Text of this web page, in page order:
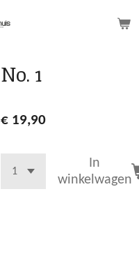
No. 1
€ 19,90
In
winkelwagen